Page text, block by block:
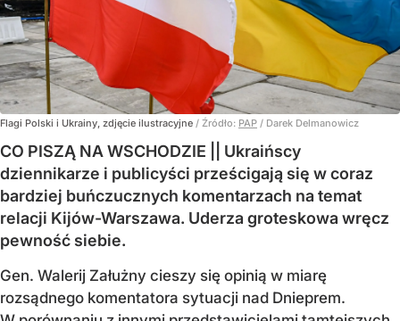
Flagi Polski i Ukrainy, zdjęcie ilustracyjne / Źródło: PAP / Darek Delmanowicz
CO PISZĄ NA WSCHODZIE || Ukraińscy
dziennikarze i publicyści prześcigają się w coraz
bardziej buńczucznych komentarzach na temat
relacji Kijów-Warszawa. Uderza groteskowa wręcz
pewność siebie.
Gen. Walerij Załużny cieszy się opinią w miarę
rozsądnego komentatora sytuacji nad Dnieprem.